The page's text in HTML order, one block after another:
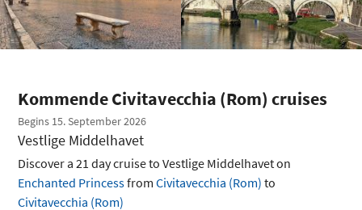
Kommende Civitavecchia (Rom) cruises
Begins 15. September 2026
Vestlige Middelhavet
Discover a 21 day cruise to Vestlige Middelhavet on
Enchanted PrincessfromCivitavecchia (Rom) to
Civitavecchia (Rom)